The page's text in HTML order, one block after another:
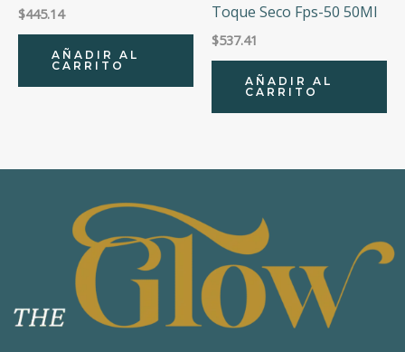
$445.14
AÑADIR AL
CARRITO
Toque Seco Fps-50 50Ml
$537.41
AÑADIR AL
CARRITO